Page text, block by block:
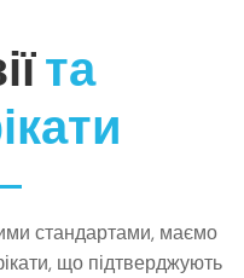
та
стандартами, маємо
що підтверджують